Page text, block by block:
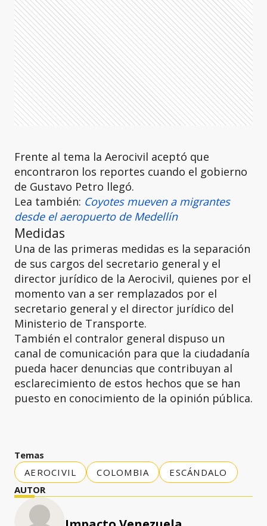
Frente al tema la Aerocivil aceptó que
encontraron los reportes cuando el gobierno
de Gustavo Petro llegó.
Lea también: Coyotes mueven a migrantes
desde el aeropuerto de Medellín
Medidas
Una de las primeras medidas es la separación
de sus cargos del secretario general y el
director jurídico de la Aerocivil, quienes por el
momento van a ser remplazados por el
secretario general y el director jurídico del
Ministerio de Transporte.
También el contralor general dispuso un
canal de comunicación para que la ciudadanía
pueda hacer denuncias que contribuyan al
esclarecimiento de estos hechos que se han
puesto en conocimiento de la opinión pública.
Temas
AEROCIVIL
COLOMBIA
ESCÁNDALO
AUTOR